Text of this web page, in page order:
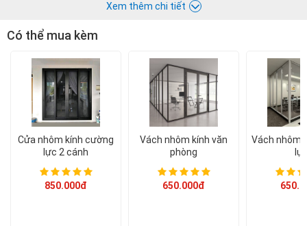
Xem thêm chi tiết
Chat với Á CHÂU:
Á CHÂU
0938786826
Email:cuacuonachau@gmail.com
Có thể mua kèm
Cửa nhôm kính cường
lực 2 cánh
850.000đ
Vách nhôm kính văn
phòng
650.000đ
Vách nhôm